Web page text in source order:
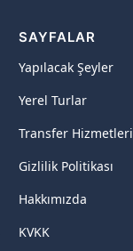
SAYFALAR
Yapılacak Şeyler
Yerel Turlar
Transfer Hizmetleri
Gizlilik Politikası
Hakkımızda
KVKK